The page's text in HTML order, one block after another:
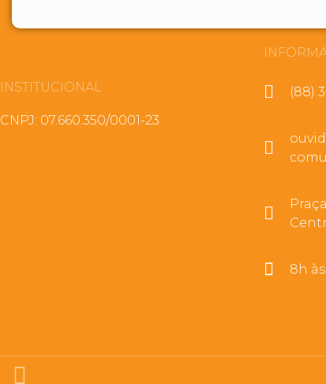
INSTITUCIONAL
CNPJ: 07.660.350/0001-23
(88)
8h